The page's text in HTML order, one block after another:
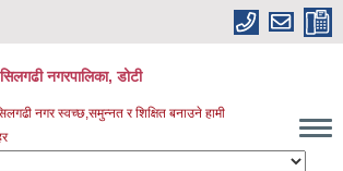
नगरपालिका, डोटी
नगर स्वच्छ,समुन्नत र शिक्षित बनाउने हामी